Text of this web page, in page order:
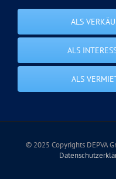
ALS
ALS
ALS
© 2025 Copyrights DEPVA